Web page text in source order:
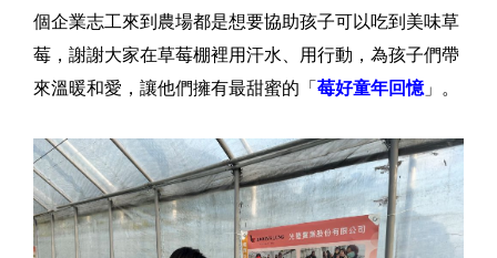
個企業志工來到農場都是想要協助孩子可以吃到美味草
莓，謝謝大家在草莓棚裡用汗水、用行動，為孩子們帶
來溫暖和愛，讓他們擁有最甜蜜的「 莓好童年回憶」。